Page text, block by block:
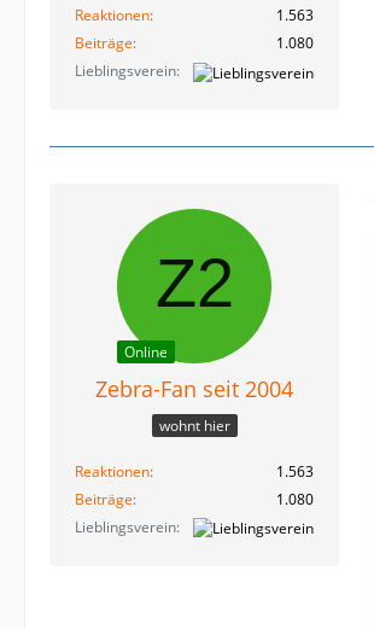
Reaktionen
1.563
Beiträge
1.080
Lieblingsverein
Online
Zebra-Fan seit 2004
wohnt hier
Reaktionen
1.563
Beiträge
1.080
Lieblingsverein